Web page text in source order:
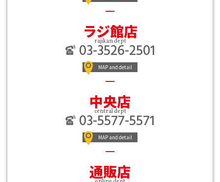
ラジ館店
rajikan dept
03-3526-2501
MAP and detail
中央店
central dept
03-5577-5571
MAP and detail
通販店